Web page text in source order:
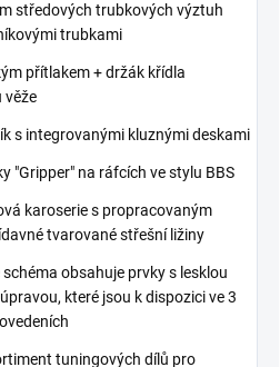
středových trubkových výztuh
trubkami
přítlakem + držák křídla
věže
s integrovanými kluznými deskami
"Gripper" na ráfcích ve stylu BBS
karoserie s propracovaným
tvarované střešní ližiny
obsahuje prvky s lesklou
které jsou k dispozici ve 3
tuningových dílů pro